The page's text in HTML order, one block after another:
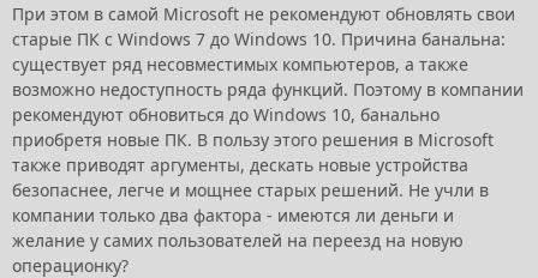
При этом в самой Microsoft не рекомендуют обновлять свои
старые ПК с Windows 7 до Windows 10. Причина банальна:
существует ряд несовместимых компьютеров, а также
возможно недоступность ряда функций. Поэтому в компании
рекомендуют обновиться до Windows 10, банально
приобретя новые ПК. В пользу этого решения в Microsoft
также приводят аргументы, дескать новые устройства
безопаснее, легче и мощнее старых решений. Не учли в
компании только два фактора - имеются ли деньги и
желание у самих пользователей на переезд на новую
операционку?